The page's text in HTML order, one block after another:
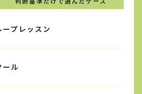
プレッスン
ール